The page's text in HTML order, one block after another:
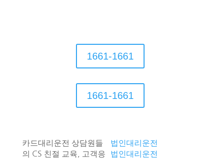
1661-1661
1661-1661
카드대리운전 상담원들
의 CS 친절 교육, 고객응
법인대리운전
법인대리운전